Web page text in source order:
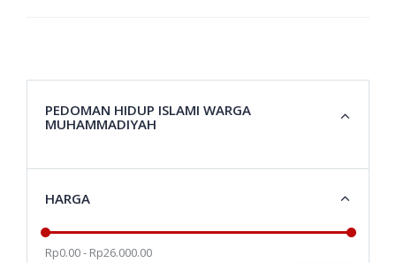
PEDOMAN HIDUP ISLAMI WARGA
MUHAMMADIYAH
HARGA
Rp0.00 - Rp26.000.00